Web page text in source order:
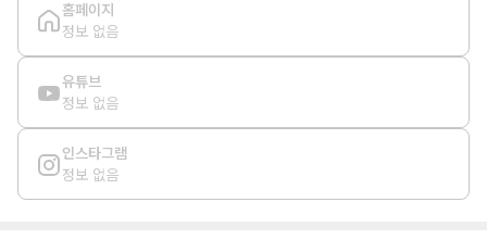
홈페이지
정보 없음
유튜브
정보 없음
인스타그램
정보 없음